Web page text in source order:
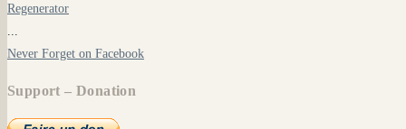
Regenerator
Never Forget on Facebook
Support – Donation